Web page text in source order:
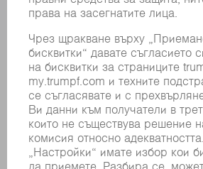
ПРОФИЛ НА КОМПАНИЯТА
УПРАВИТЕЛЕН СЪВЕТ
ГОДИШЕН ДОКЛАД
БИЗНЕС ПРИНЦИПИ
СЪОТВЕТСТВИЕ
СИСТЕМА ЗА ПОДАВАНЕ НА СИГНАЛИ
SECURITY
ПРЕССЪОБЩЕНИЯ
СПИСАНИЯ
УСТОЙЧИВОСТ
КЛИМАТ И ОКОЛНА СРЕДА
СОЦИАЛНИ ВЪПРОСИ И ОБЩЕСТВО